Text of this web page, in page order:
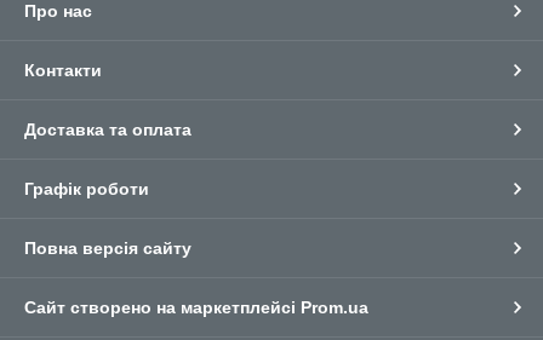
Про нас
Контакти
Доставка та оплата
Графік роботи
Повна версія сайту
Сайт створено на маркетплейсі Prom.ua